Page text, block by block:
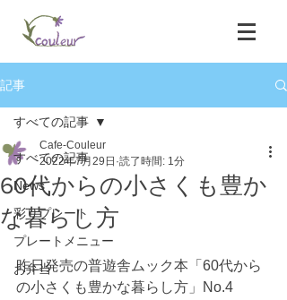
記事
すべての記事
News
彩りプレート
プレートメニュー
お弁当
すべての記事
60代からの小さくも豊か
な暮らし方
Cafe-Couleur
2022年7月29日 読了時間: 1分
昨日発売の普遊舎ムック本「60代から
の小さくも豊かな暮らし方」No.4